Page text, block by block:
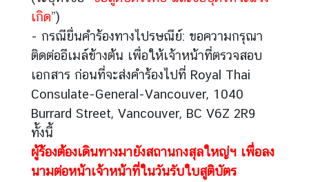
s
s
i
n
T
h
a
i
l
a
n
เกิด”)
- กรณียื่นคำร้องทางไปรษณีย์: ขอความกรุณา
ติดต่ออีเมล์ข้างต้น เพื่อให้เจ้าหน้าที่ตรวจสอบ
เอกสาร ก่อนที่จะส่งคำร้องไปที่ Royal Thai
Consulate-General-Vancouver, 1040
Burrard Street, Vancouver, BC V6Z 2R9
ทั้งนี้
ผู้ร้องต้องเดินทางมายังสถานกงสุลใหญ่ฯ เพื่อลง
นามต่อหน้าเจ้าหน้าที่ในวันรับใบสูติบัตร